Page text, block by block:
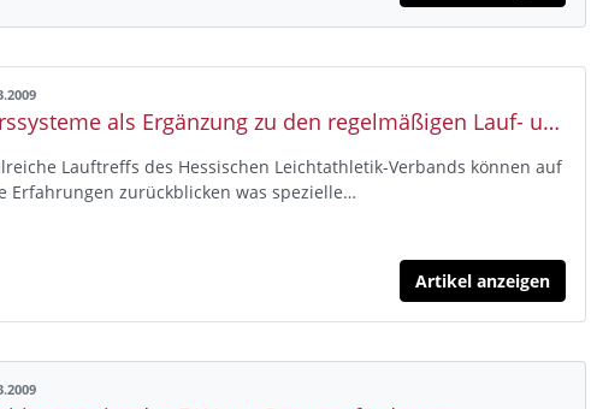
Kurssysteme als Ergänzung zu den regelmäßigen Lauf- und Walkingtreffs (Pressemitteilung 03/09)
Lauftreffs des Hessischen Leichtathletik-Verbands können auf
Erfahrungen zurückblicken was spezielle…
Artikel anzeigen